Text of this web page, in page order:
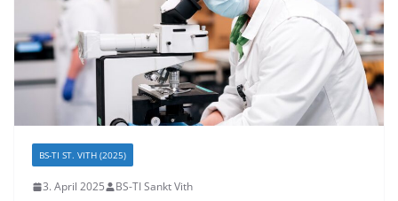
BS-TI ST. VITH (2025)
3. April 2025 BS-TI Sankt Vith